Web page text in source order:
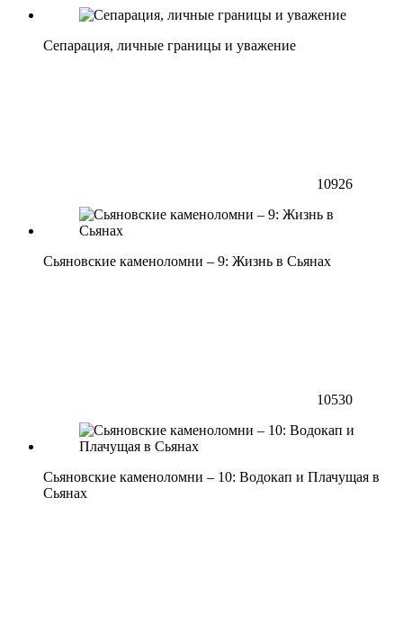
Сепарация, личные границы и уважение
10926
Сьяновские каменоломни – 9: Жизнь в Сьянах
10530
Сьяновские каменоломни – 10: Водокап и Плачущая в
Сьянах